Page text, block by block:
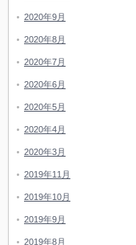
2020年9月
2020年8月
2020年7月
2020年6月
2020年5月
2020年4月
2020年3月
2019年11月
2019年10月
2019年9月
2019年8月